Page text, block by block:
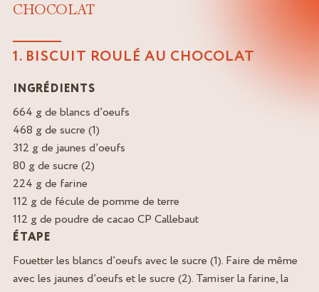
CHOCOLAT
1. BISCUIT ROULÉ AU CHOCOLAT
INGRÉDIENTS
664 g de blancs d’oeufs
468 g de sucre (1)
312 g de jaunes d’oeufs
80 g de sucre (2)
224 g de farine
112 g de fécule de pomme de terre
112 g de poudre de cacao CP Callebaut
ÉTAPE
Fouetter les blancs d’oeufs avec le sucre (1). Faire de même
avec les jaunes d’oeufs et le sucre (2). Tamiser la farine, la